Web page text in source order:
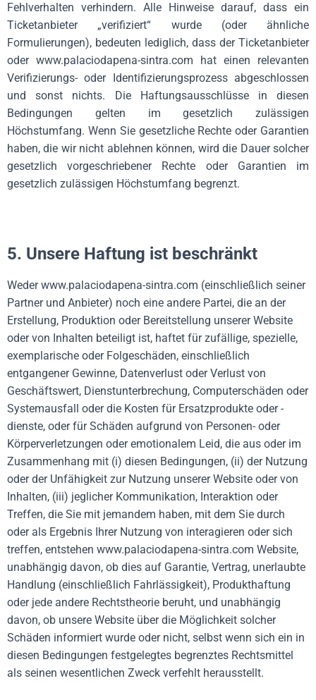
Fehlverhalten verhindern. Alle Hinweise darauf, dass ein
Ticketanbieter „verifiziert“ wurde (oder ähnliche
Formulierungen), bedeuten lediglich, dass der Ticketanbieter
oder www.palaciodapena-sintra.com hat einen relevanten
Verifizierungs- oder Identifizierungsprozess abgeschlossen
und sonst nichts. Die Haftungsausschlüsse in diesen
Bedingungen gelten im gesetzlich zulässigen
Höchstumfang. Wenn Sie gesetzliche Rechte oder Garantien
haben, die wir nicht ablehnen können, wird die Dauer solcher
gesetzlich vorgeschriebener Rechte oder Garantien im
gesetzlich zulässigen Höchstumfang begrenzt.
5. Unsere Haftung ist beschränkt
Weder www.palaciodapena-sintra.com (einschließlich seiner
Partner und Anbieter) noch eine andere Partei, die an der
Erstellung, Produktion oder Bereitstellung unserer Website
oder von Inhalten beteiligt ist, haftet für zufällige, spezielle,
exemplarische oder Folgeschäden, einschließlich
entgangener Gewinne, Datenverlust oder Verlust von
Geschäftswert, Dienstunterbrechung, Computerschäden oder
Systemausfall oder die Kosten für Ersatzprodukte oder -
dienste, oder für Schäden aufgrund von Personen- oder
Körperverletzungen oder emotionalem Leid, die aus oder im
Zusammenhang mit (i) diesen Bedingungen, (ii) der Nutzung
oder der Unfähigkeit zur Nutzung unserer Website oder von
Inhalten, (iii) jeglicher Kommunikation, Interaktion oder
Treffen, die Sie mit jemandem haben, mit dem Sie durch
oder als Ergebnis Ihrer Nutzung von interagieren oder sich
treffen, entstehen www.palaciodapena-sintra.com Website,
unabhängig davon, ob dies auf Garantie, Vertrag, unerlaubte
Handlung (einschließlich Fahrlässigkeit), Produkthaftung
oder jede andere Rechtstheorie beruht, und unabhängig
davon, ob unsere Website über die Möglichkeit solcher
Schäden informiert wurde oder nicht, selbst wenn sich ein in
diesen Bedingungen festgelegtes begrenztes Rechtsmittel
als seinen wesentlichen Zweck verfehlt herausstellt.